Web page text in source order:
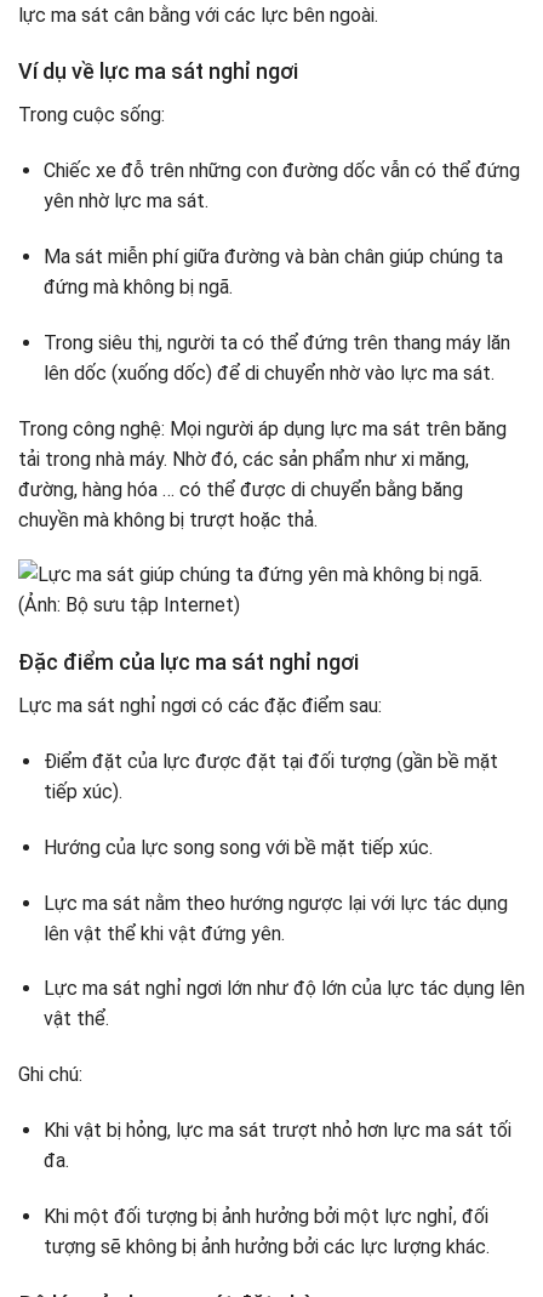
lực ma sát cân bằng với các lực bên ngoài.
Ví dụ về lực ma sát nghỉ ngơi
Trong cuộc sống:
Chiếc xe đỗ trên những con đường dốc vẫn có thể đứng
yên nhờ lực ma sát.
Ma sát miễn phí giữa đường và bàn chân giúp chúng ta
đứng mà không bị ngã.
Trong siêu thị, người ta có thể đứng trên thang máy lăn
lên dốc (xuống dốc) để di chuyển nhờ vào lực ma sát.
Trong công nghệ: Mọi người áp dụng lực ma sát trên băng
tải trong nhà máy. Nhờ đó, các sản phẩm như xi măng,
đường, hàng hóa … có thể được di chuyển bằng băng
chuyền mà không bị trượt hoặc thả.
Đặc điểm của lực ma sát nghỉ ngơi
Lực ma sát nghỉ ngơi có các đặc điểm sau:
Điểm đặt của lực được đặt tại đối tượng (gần bề mặt
tiếp xúc).
Hướng của lực song song với bề mặt tiếp xúc.
Lực ma sát nằm theo hướng ngược lại với lực tác dụng
lên vật thể khi vật đứng yên.
Lực ma sát nghỉ ngơi lớn như độ lớn của lực tác dụng lên
vật thể.
Ghi chú:
Khi vật bị hỏng, lực ma sát trượt nhỏ hơn lực ma sát tối
đa.
Khi một đối tượng bị ảnh hưởng bởi một lực nghỉ, đối
tượng sẽ không bị ảnh hưởng bởi các lực lượng khác.